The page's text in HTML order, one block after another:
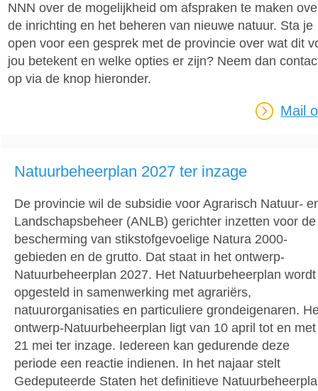
NNN over de mogelijkheid om afspraken te maken
de inrichting en het beheren van nieuwe natuur. Sta je
open voor een gesprek met de provincie over wat dit
jou betekent en welke opties er zijn? Neem dan
op via de knop hieronder.
Mail
Natuurbeheerplan 2027 ter inzage
De provincie wil de subsidie voor Agrarisch Natuur-
Landschapsbeheer (ANLB) gerichter inzetten voor de
bescherming van stikstofgevoelige Natura 2000-
gebieden en de grutto. Dat staat in het ontwerp-
Natuurbeheerplan 2027. Het Natuurbeheerplan wordt
opgesteld in samenwerking met agrariërs,
natuurorganisaties en particuliere grondeigenaren.
ontwerp-Natuurbeheerplan ligt van 10 april tot en met
21 mei ter inzage. Iedereen kan gedurende deze
periode een reactie indienen. In het najaar stelt
Gedeputeerde Staten het definitieve